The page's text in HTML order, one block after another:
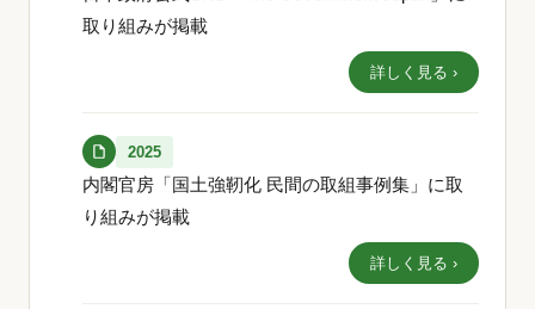
取り組みが掲載
詳しく見る ›
2025
内閣官房「国土強靭化 民間の取組事例集」に取
り組みが掲載
詳しく見る ›